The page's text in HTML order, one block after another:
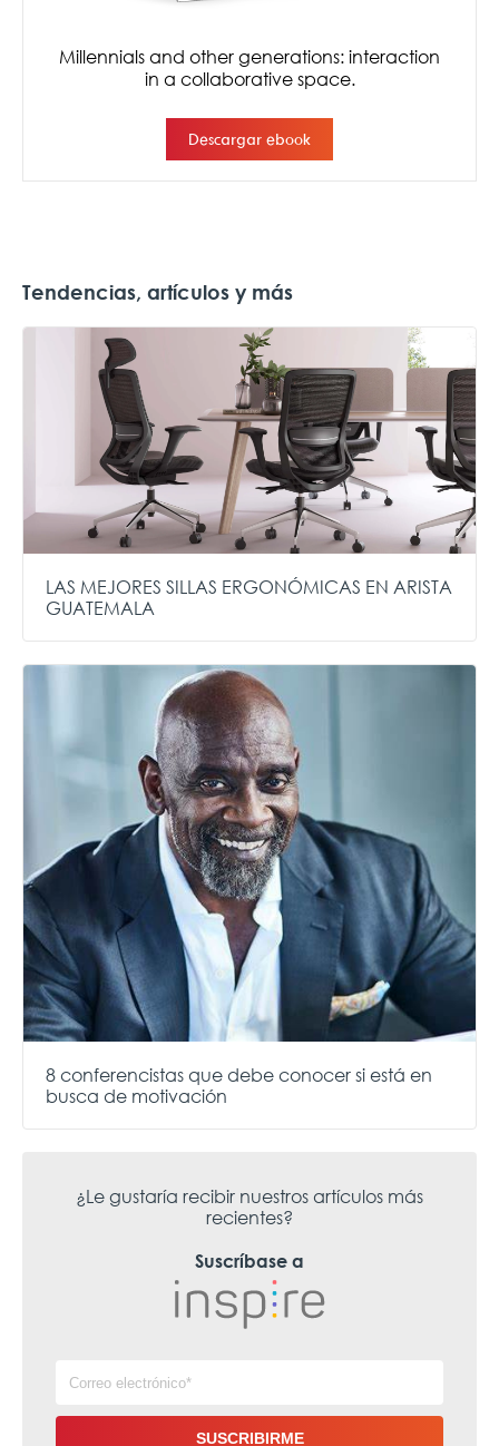
Tendencias, artículos y más
LAS MEJORES SILLAS ERGONÓMICAS EN ARISTA
GUATEMALA
8 conferencistas que debe conocer si está en
busca de motivación
¿Le gustaría recibir nuestros artículos más
recientes?
Suscríbase a